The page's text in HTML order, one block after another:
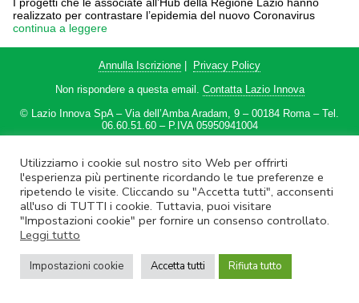
Utilizziamo i cookie sul nostro sito Web per offrirti
l'esperienza più pertinente ricordando le tue preferenze e
ripetendo le visite. Cliccando su "Accetta tutti", acconsenti
all'uso di TUTTI i cookie. Tuttavia, puoi visitare
"Impostazioni cookie" per fornire un consenso controllato.
Leggi tutto
Impostazioni cookie Accetta tutti Rifiuta tutto
realizzato per contrastare l’epidemia del nuovo Coronavirus
continua a leggere
Annulla Iscrizione
Privacy Policy
Non rispondere a questa email. Contatta Lazio Innova
© Lazio Innova SpA – Via dell’Amba Aradam, 9 – 00184 Roma – Tel.
06.60.51.60 – P.IVA 05950941004